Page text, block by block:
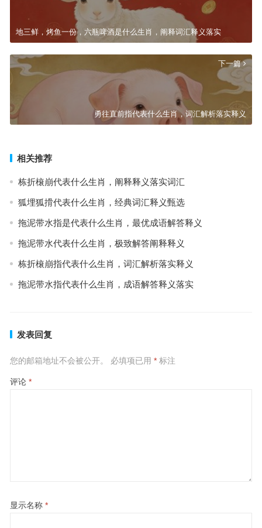
地三鲜，烤鱼一份，六瓶啤酒是什么生肖，阐释词汇释义落实
下一篇
勇往直前指代表什么生肖，词汇解析落实释义
相关推荐
栋折榱崩代表什么生肖，阐释释义落实词汇
狐埋狐搰代表什么生肖，经典词汇释义甄选
拖泥带水指是代表什么生肖，最优成语解答释义
拖泥带水代表什么生肖，极致解答阐释释义
栋折榱崩指代表什么生肖，词汇解析落实释义
拖泥带水指代表什么生肖，成语解答释义落实
发表回复
您的邮箱地址不会被公开。 必填项已用 *标注
评论 *
显示名称 *